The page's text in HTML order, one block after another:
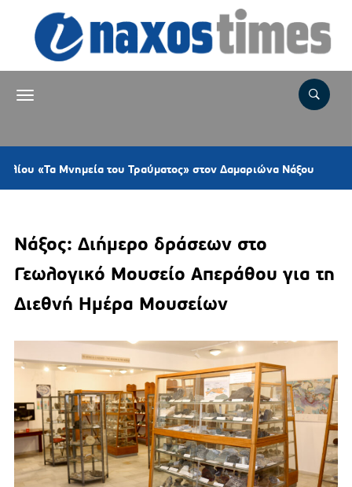
του Τραύματος» στον Δαμαριώνα Νάξου 1 ώρα
Νάξος: Διήμερο δράσεων στο
Γεωλογικό Μουσείο Απεράθου για τη
Διεθνή Ημέρα Μουσείων